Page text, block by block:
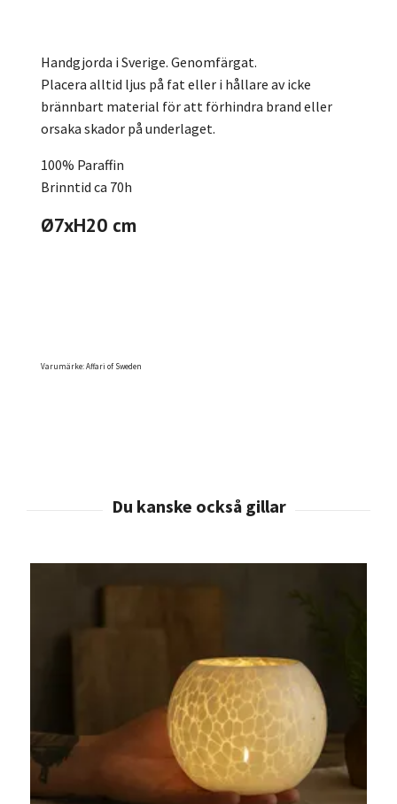
Handgjorda i Sverige. Genomfärgat.
Placera alltid ljus på fat eller i hållare av icke
brännbart material för att förhindra brand eller
orsaka skador på underlaget.
100% Paraffin
Brinntid ca 70h
Ø7xH20 cm
Varumärke: Affari of Sweden